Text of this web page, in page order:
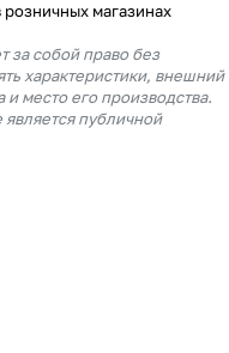
розничных магазинах
за собой право без
характеристики, внешний
место его производства.
публичной